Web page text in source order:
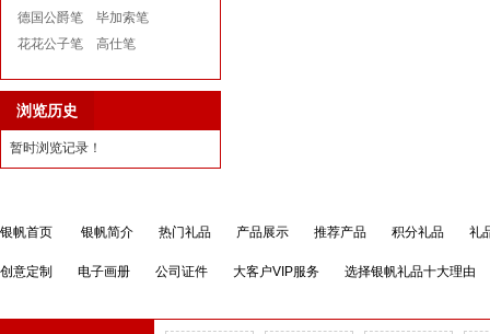
德国公爵笔
毕加索笔
花花公子笔
高仕笔
浏览历史
暂时浏览记录！
银帆首页 银帆简介 热门礼品 产品展示 推荐产品 积分礼品 礼
创意定制 电子画册 公司证件 大客户VIP服务 选择银帆礼品十大理由